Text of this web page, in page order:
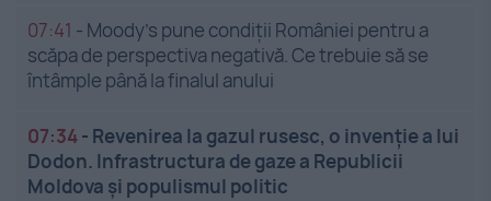
07:41 - Moody’s pune condiții României pentru a
scăpa de perspectiva negativă. Ce trebuie să se
întâmple până la finalul anului
07:34- Revenirea la gazul rusesc, o invenție a lui
Dodon. Infrastructura de gaze a Republicii
Moldova și populismul politic